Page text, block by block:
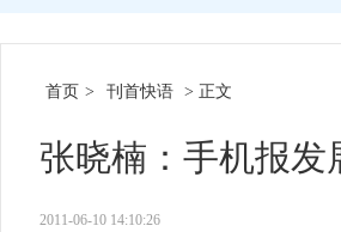
首页 > 刊首快语 > 正文
张晓楠：手机报发
2011-06-10 14:10:26